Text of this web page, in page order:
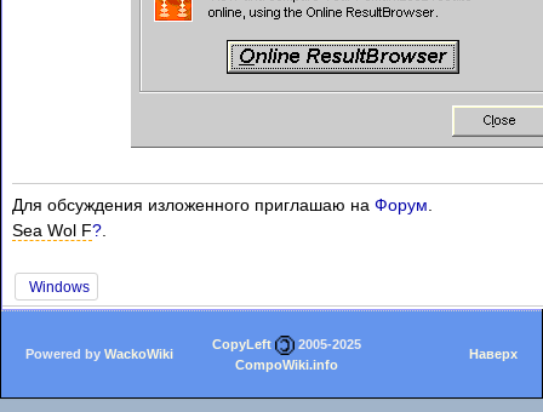
Для обсуждения изложенного приглашаю на Форум
Sea Wol F?
Windows
Powered by WackoWiki
CopyLeft
2005-2025
CompoWiki.info
Наверх